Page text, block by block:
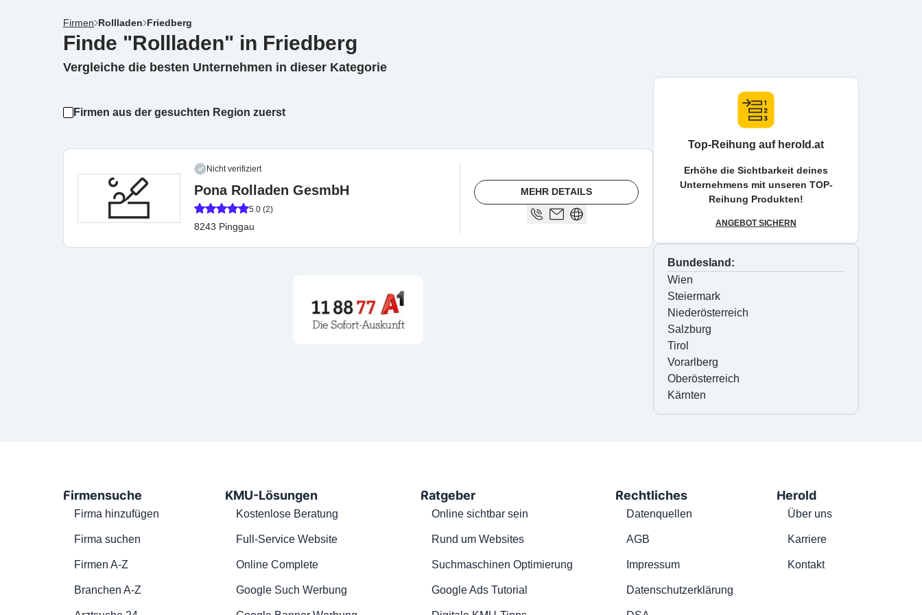
Firmen Rollladen Friedberg
Finde "Rollladen" in Friedberg
Vergleiche die besten Unternehmen in dieser Kategorie
Firmen aus der gesuchten Region zuerst
Nicht verifiziert
Pona Rolladen GesmbH
5.0 (2)
8243 Pinggau
MEHR DETAILS
Top-Reihung auf herold.at
Erhöhe die Sichtbarkeit deines
Unternehmens mit unseren TOP-
Reihung Produkten!
ANGEBOT SICHERN
Bundesland:
Wien
Steiermark
Niederösterreich
Salzburg
Tirol
Vorarlberg
Oberösterreich
Kärnten
Firmensuche
Firma hinzufügen
Firma suchen
Firmen A-Z
Branchen A-Z
KMU-Lösungen
Kostenlose Beratung
Full-Service Website
Online Complete
Google Such Werbung
Ratgeber
Online sichtbar sein
Rund um Websites
Suchmaschinen Optimierung
Google Ads Tutorial
Rechtliches
Datenquellen
AGB
Impressum
Datenschutzerklärung
Herold
Über uns
Karriere
Kontakt